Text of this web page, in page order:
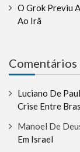
O Grok Previu
Ao Irã
Comentários
Luciano De
Crise Entre
Manoel De
Em Israel